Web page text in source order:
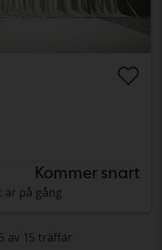
Kommer snart
är på gång
av 15 träffar